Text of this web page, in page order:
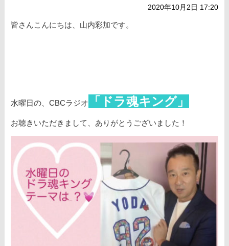
2020年10月2日 17:20
皆さんこんにちは、山内彩加です。
水曜日の、CBCラジオ 「ドラ魂キング」
お聴きいただきまして、ありがとうございました！